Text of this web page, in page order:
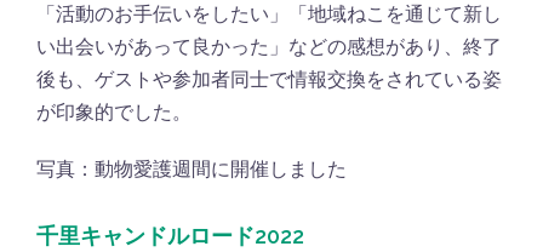
「活動のお手伝いをしたい」「地域ねこを通じて新し
い出会いがあって良かった」などの感想があり、終了
後も、ゲストや参加者同士で情報交換をされている姿
が印象的でした。
写真：動物愛護週間に開催しました
千里キャンドルロード2022